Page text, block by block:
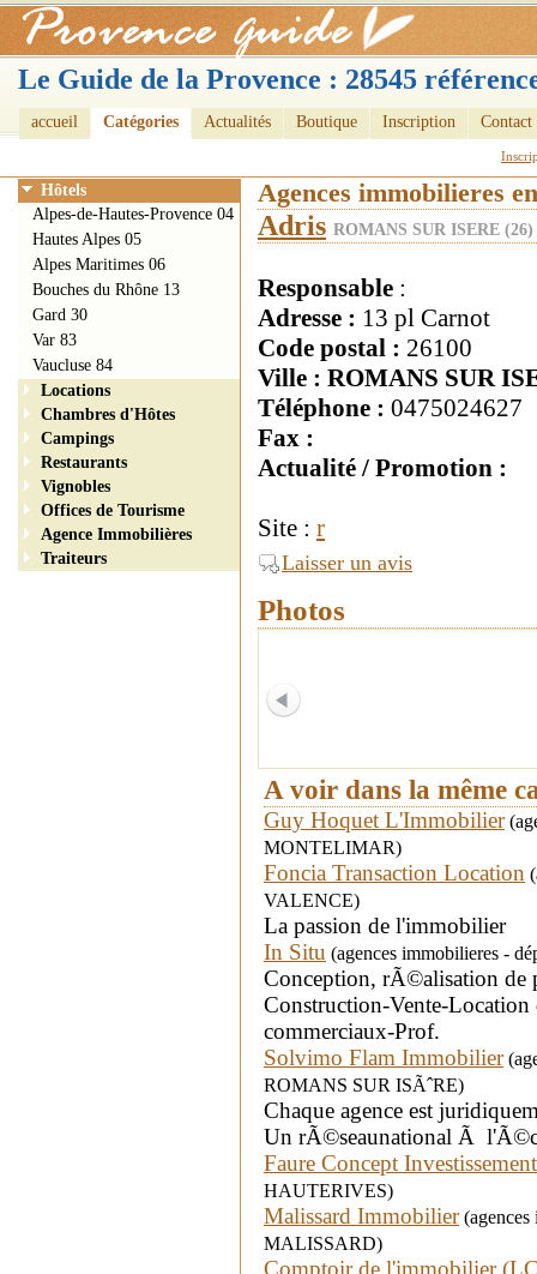
Le Guide de la Provence : 28545
accueil Catégories Actualités Boutique Inscription Contact
Agences immobilieres
Adris ROMANS SUR ISERE (26)
Responsable :
Adresse : 13 pl Carnot
Code postal : 26100
Ville : ROMANS SUR
Téléphone : 0475024627
Fax :
Actualité / Promotion :
Site : r
Laisser un avis
Photos
A voir dans la même
Guy Hoquet L'Immobilier
MONTELIMAR)
Foncia Transaction Location
VALENCE)
La passion de l'immobilier
In Situ (agences immobilieres -
Conception, rÃ©alisation de
Construction-Vente-
commerciaux-Prof.
Solvimo Flam Immobilier
ROMANS SUR ISÃˆRE)
Chaque agence est
Un rÃ©seaunational Ã
Faure Concept Investissement
HAUTERIVES)
Malissard Immobilier(agences
MALISSARD)
Comptoir de l'immobilier
Hôtels
Alpes-de-Hautes-Provence 04
Hautes Alpes 05
Alpes Maritimes 06
Bouches du Rhône 13
Gard 30
Var 83
Vaucluse 84
Locations
Chambres d'Hôtes
Campings
Restaurants
Vignobles
Offices de Tourisme
Agence Immobilières
Traiteurs